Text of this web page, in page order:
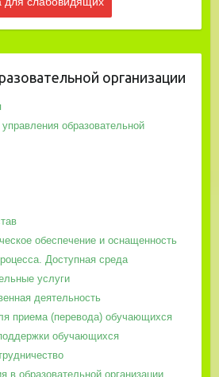
организации
образовательной
обеспечение и оснащенность
Доступная среда
услуги
деятельность
приема (перевода) обучающихся
обучающихся
в образовательной организации